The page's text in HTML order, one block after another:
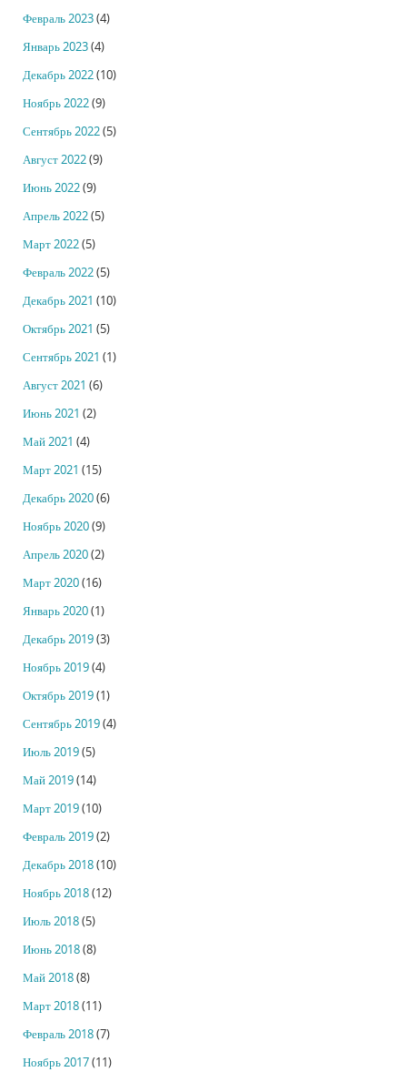
Февраль 2023(4)
Январь 2023(4)
Декабрь 2022(10)
Ноябрь 2022(9)
Сентябрь 2022(5)
Август 2022(9)
Июнь 2022(9)
Апрель 2022(5)
Март 2022(5)
Февраль 2022(5)
Декабрь 2021 (10)
Октябрь 2021 (5)
Сентябрь 2021 (1)
Август 2021 (6)
Июнь 2021 (2)
Май 2021 (4)
Март 2021 (15)
Декабрь 2020(6)
Ноябрь 2020(9)
Апрель 2020(2)
Март 2020(16)
Январь 2020(1)
Декабрь 2019(3)
Ноябрь 2019(4)
Октябрь 2019(1)
Сентябрь 2019(4)
Июль 2019(5)
Май 2019(14)
Март 2019(10)
Февраль 2019(2)
Декабрь 2018(10)
Ноябрь 2018(12)
Июль 2018(5)
Июнь 2018(8)
Май 2018(8)
Март 2018(11)
Февраль 2018(7)
Ноябрь 2017(11)